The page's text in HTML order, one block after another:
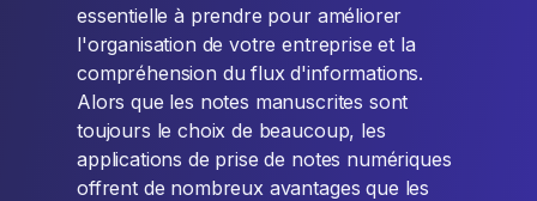
essentielle à prendre pour améliorer
l'organisation de votre entreprise et la
compréhension du flux d'informations.
Alors que les notes manuscrites sont
toujours le choix de beaucoup, les
applications de prise de notes numériques
offrent de nombreux avantages que les